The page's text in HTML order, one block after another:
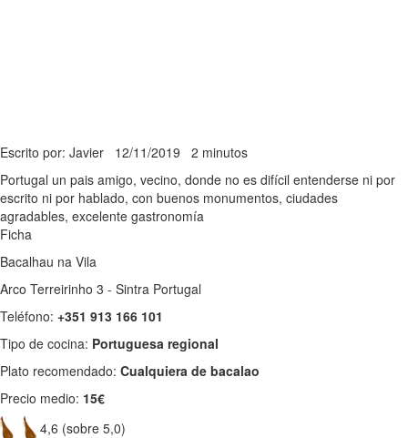
Escrito por: Javier 12/11/2019 2 minutos
Portugal un pais amigo, vecino, donde no es difícil entenderse ni por
escrito ni por hablado, con buenos monumentos, ciudades
agradables, excelente gastronomía
Ficha
Bacalhau na Vila
Arco Terreirinho 3 - Sintra Portugal
Teléfono: +351 913 166 101
Tipo de cocina: Portuguesa regional
Plato recomendado: Cualquiera de bacalao
Precio medio: 15€
4,6 (sobre 5,0)